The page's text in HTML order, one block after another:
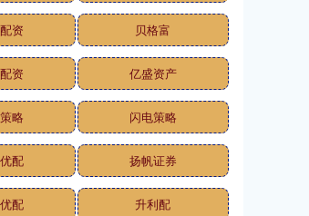
资 贝格富
资 亿盛资产
略 闪电策略
配 扬帆证券
配 升利配